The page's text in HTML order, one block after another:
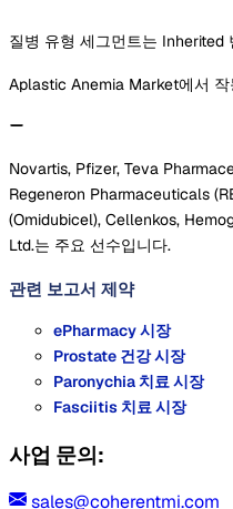
질병 유형 세그먼트는 Inherited
Aplastic Anemia Market에서
Novartis, Pfizer, Teva
Regeneron Pharmaceuticals
(Omidubicel), Cellenkos,
Ltd.는 주요 선수입니다.
관련 보고서 제약
ePharmacy 시장
Prostate 건강 시장
Paronychia 치료 시장
Fasciitis 치료 시장
사업 문의:
sales@coherentmi.com